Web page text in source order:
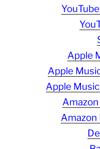
Apple
Apple
Apple Music
Amazon